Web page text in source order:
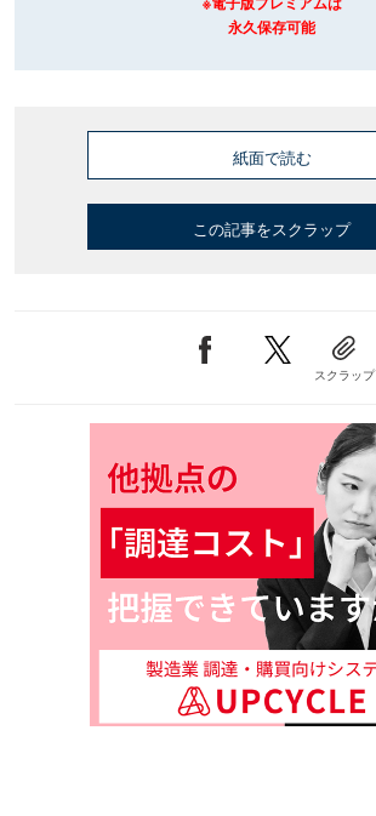
永久保存可能
紙面で読む
この記事をスクラップ
スクラップ